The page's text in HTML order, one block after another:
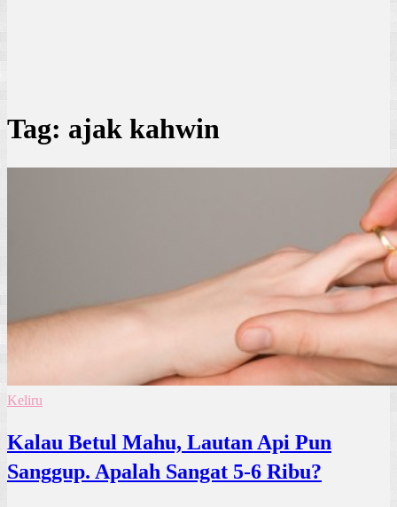
Tag: ajak kahwin
Keliru
Kalau Betul Mahu, Lautan Api Pun
Sanggup. Apalah Sangat 5-6 Ribu?